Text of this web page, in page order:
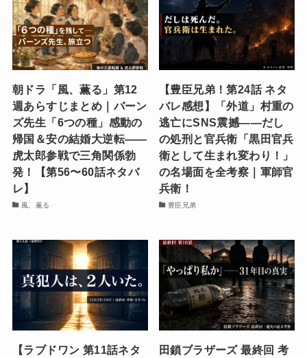
朝ドラ「風、薫る」第12
週あらすじまとめ｜バーン
ズ先生「6つの種」感動の
帰国＆安の結婚大逆転——
虎太郎参戦で三角関係勃
発！【第56〜60話ネタバ
レ】
風、薫る
【豊臣兄弟！第24話 ネタ
バレ感想】「外道」村重の
逃亡にSNS震撼——だし
の処刑と官兵衛「黒田官兵
衛として生まれ変わり！」
の名場面を全考察｜軍師官
兵衛！
豊臣兄弟
【ラブドワン 第11話ネタ
田鎖ブラザーズ 最終回 考